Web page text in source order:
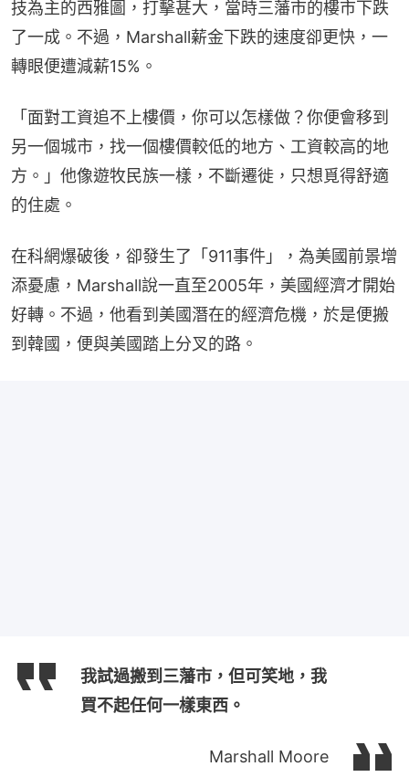
技為主的西雅圖，打擊甚大，當時三藩市的樓市下跌
了一成。不過，Marshall薪金下跌的速度卻更快，一
轉眼便遭減薪15%。
「面對工資追不上樓價，你可以怎樣做？你便會移到
另一個城市，找一個樓價較低的地方、工資較高的地
方。」他像遊牧民族一樣，不斷遷徙，只想覓得舒適
的住處。
在科網爆破後，卻發生了「911事件」，為美國前景增
添憂慮，Marshall說一直至2005年，美國經濟才開始
好轉。不過，他看到美國潛在的經濟危機，於是便搬
到韓國，便與美國踏上分叉的路。
我試過搬到三藩市，但可笑地，我
買不起任何一樣東西。
Marshall Moore